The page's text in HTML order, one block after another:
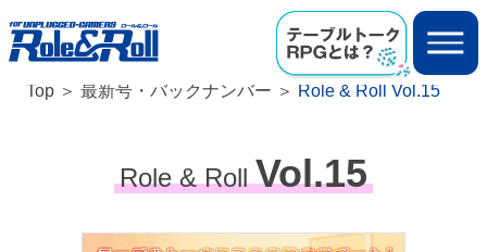
Top 最新号・バックナンバー Role & Roll Vol.15
Role & RollVol.15